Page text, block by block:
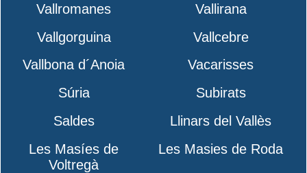
Vallromanes
Vallirana
Vallgorguina
Vallcebre
Vallbona d´Anoia
Vacarisses
Súria
Subirats
Saldes
Llinars del Vallès
Les Masíes de
Voltregà
Les Masies de Roda